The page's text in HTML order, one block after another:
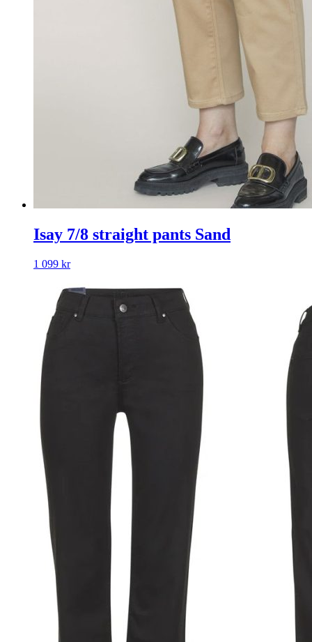
Isay 7/8 straight pants Sand
1 099 kr